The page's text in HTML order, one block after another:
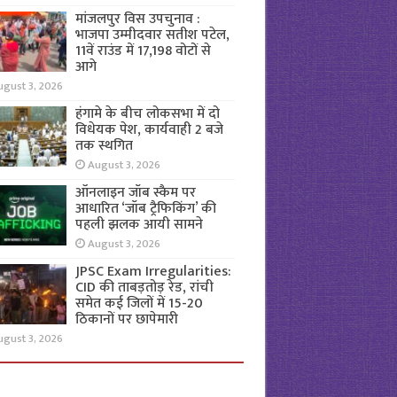
मांजलपुर विस उपचुनाव :
भाजपा उम्मीदवार सतीश पटेल,
11वें राउंड में 17,198 वोटों से
आगे
3, 2026
हंगामे के बीच लोकसभा में दो
विधेयक पेश, कार्यवाही 2 बजे
तक स्थगित
August 3, 2026
ऑनलाइन जॉब स्कैम पर
आधारित ‘जॉब ट्रैफिकिंग’ की
पहली झलक आयी सामने
August 3, 2026
JPSC Exam Irregularities:
CID की ताबड़तोड़ रेड, रांची
समेत कई जिलों में 15-20
ठिकानों पर छापेमारी
3, 2026